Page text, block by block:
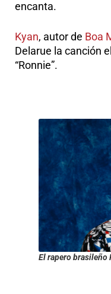
encanta.
Kyan, autor de Boa
Delarue la canción
“Ronnie”.
El rapero brasileño